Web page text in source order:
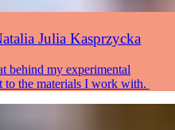
Julia Kasprzycka
behind my experimental
to the materials I work with.